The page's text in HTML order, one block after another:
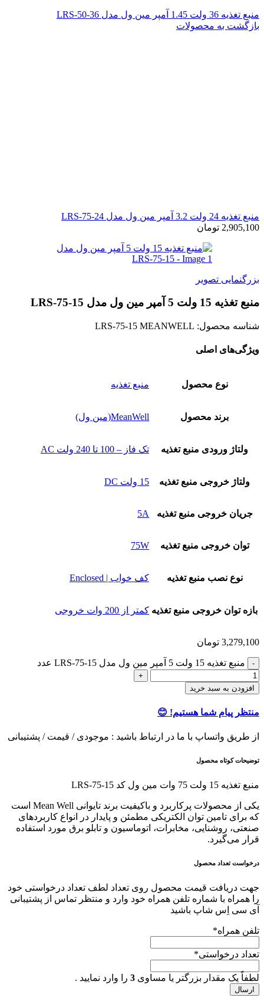
منبع تغذیه 36 ولت 1.45 آمپر مین ول مدل LRS-50-36
بازگشت به محصولات
منبع تغذیه 24 ولت 3.2 آمپر مین ول مدل LRS-75-24
2,905,100 تومان
بزرگنمایی تصویر
منبع تغذیه 15 ولت 5 آمپر مین ول مدل LRS-75-15
شناسه محصول: LRS-75-15 MEANWELL
ویژگی‌های اصلی
نوع محصول منبع تغذیه
برند محصول MeanWell(مین ول)
ولتاژ ورودی منبع تغذیه تک فاز – 100 تا 240 ولت AC
ولتاژ خروجی منبع تغذیه 15 ولت DC
جریان خروجی منبع تغذیه 5A
توان خروجی منبع تغذیه 75W
نوع نصب منبع تغذیه کف خواب | Enclosed
بازه توان خروجی منبع تغذیه کمتر از 200 وات خروجی
3,279,100 تومان
منبع تغذیه 15 ولت 5 آمپر مین ول مدل LRS-75-15 عدد
افزودن به سبد خرید
منتظر پیام شما هستیم! 😊
از طریق واتساپ با ما در ارتباط باشید : موجودی / قیمت / پشتیبانی
توضیحات کوتاه محصول
منبع تغذیه 15 ولت 75 وات مین ول کد LRS-75-15
یکی از محصولات پرکاربرد و باکیفیت برند تایوانی Mean Well است
که برای تامین توان الکتریکی مطمئن و پایدار در انواع کاربردهای
صنعتی، روشنایی، مخابرات، اتوماسیون و تابلو برق مورد استفاده
قرار می‌گیرد.
درخواست تعداد محصول
جهت دریافت قیمت محصول روی تعداد لطف تعداد درخواستی خود
را همراه با شماره تلفن همراه خود وارد و منتظر تماس از پشتیبانی
آی سی اِس شاپ باشید
تلفن همراه*
تعداد درخواستی*
لطفاً یک مقدار بزرگتر یا مساوی 3 را وارد نمایید .